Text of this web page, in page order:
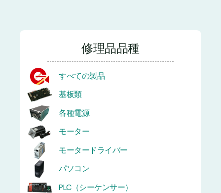
修理品品種
すべての製品
基板類
各種電源
モーター
モータードライバー
パソコン
PLC（シーケンサー）